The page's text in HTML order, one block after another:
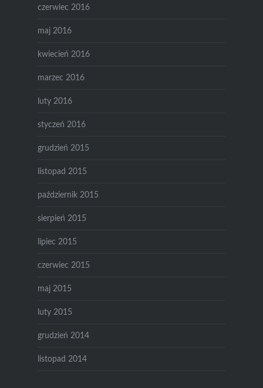
czerwiec 2016
maj 2016
kwiecień 2016
marzec 2016
luty 2016
styczeń 2016
grudzień 2015
listopad 2015
październik 2015
sierpień 2015
lipiec 2015
czerwiec 2015
maj 2015
luty 2015
grudzień 2014
listopad 2014